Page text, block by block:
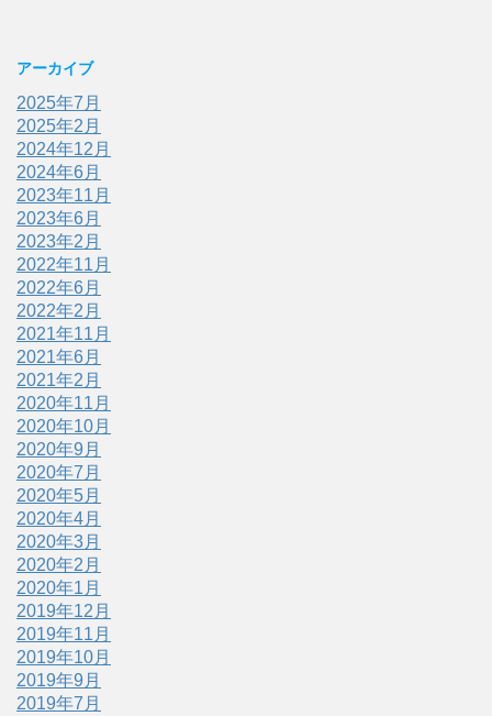
アーカイブ
2025年7月
2025年2月
2024年12月
2024年6月
2023年11月
2023年6月
2023年2月
2022年11月
2022年6月
2022年2月
2021年11月
2021年6月
2021年2月
2020年11月
2020年10月
2020年9月
2020年7月
2020年5月
2020年4月
2020年3月
2020年2月
2020年1月
2019年12月
2019年11月
2019年10月
2019年9月
2019年7月